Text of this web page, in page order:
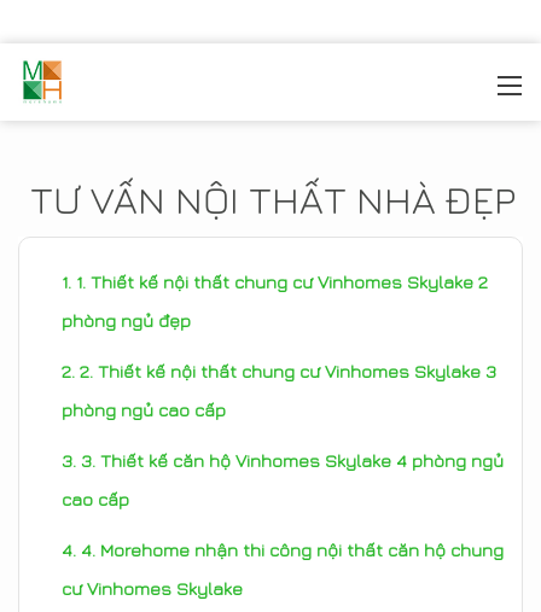
TƯ VẤN NỘI THẤT NHÀ ĐẸP
1. Thiết kế nội thất chung cư Vinhomes Skylake 2
phòng ngủ đẹp
2. Thiết kế nội thất chung cư Vinhomes Skylake 3
phòng ngủ cao cấp
3. Thiết kế căn hộ Vinhomes Skylake 4 phòng ngủ
cao cấp
4. Morehome nhận thi công nội thất căn hộ chung
cư Vinhomes Skylake